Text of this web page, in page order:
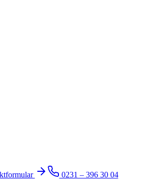
0231 – 396 30 04